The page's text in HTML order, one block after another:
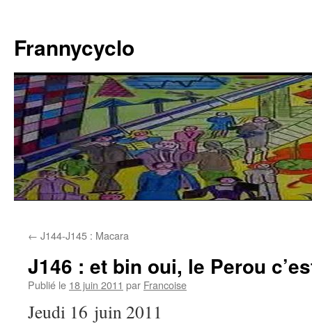
contenu
Frannycyclo
← J144-J145 : Macara
J146 : et bin oui, le Perou
Publié le 18 juin 2011 par Francoise
Jeudi 16 juin 2011